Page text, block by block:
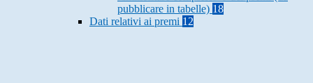
pubblicare in tabelle) 18
Dati relativi ai premi 12